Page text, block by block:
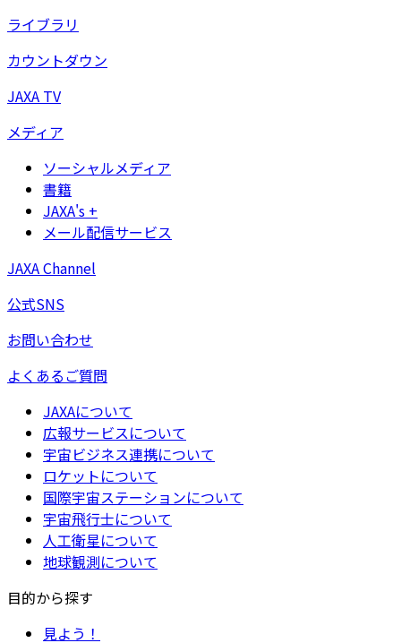
ライブラリ
カウントダウン
JAXA TV
メディア
ソーシャルメディア
書籍
JAXA's +
メール配信サービス
JAXA Channel
公式SNS
お問い合わせ
よくあるご質問
JAXAについて
広報サービスについて
宇宙ビジネス連携について
ロケットについて
国際宇宙ステーションについて
宇宙飛行士について
人工衛星について
地球観測について
目的から探す
見よう！